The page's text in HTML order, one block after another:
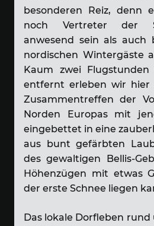
besonderen Reiz, denn
noch Vertreter der
anwesend sein als auch
nordischen Wintergäste
Kaum zwei Flugstunden
entfernt erleben wir hier
Zusammentreffen der
Norden Europas mit
eingebettet in eine
aus bunt gefärbten
des gewaltigen Bellis-
Höhenzügen mit etwas
der erste Schnee liegen
Das lokale Dorfleben